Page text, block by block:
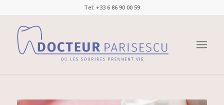
Tel: +33 6 86 90 00 59